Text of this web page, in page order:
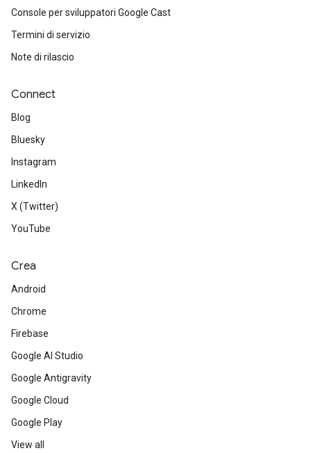
Console per sviluppatori Google Cast
Termini di servizio
Note di rilascio
Connect
Blog
Bluesky
Instagram
LinkedIn
X (Twitter)
YouTube
Crea
Android
Chrome
Firebase
Google AI Studio
Google Antigravity
Google Cloud
Google Play
View all